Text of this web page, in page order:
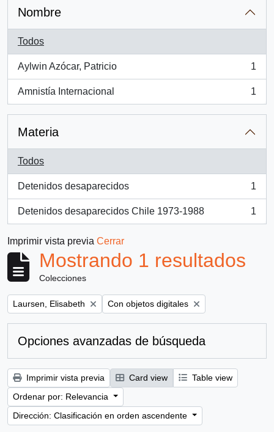
Nombre
Todos
Aylwin Azócar, Patricio
, 1 resultados
1
Amnistía Internacional
, 1 resultados
1
Materia
Todos
Detenidos desaparecidos
, 1 resultados
1
Detenidos desaparecidos Chile 1973-1988
, 1 resultados
1
Imprimir vista previa Cerrar
Mostrando 1 resultados
Colecciones
Remove filter:
Laursen, Elisabeth Remove filter:
Con objetos digitales
Opciones avanzadas de búsqueda
Imprimir vista previa Card view
Table view
Ordenar por: Relevancia
Dirección: Clasificación en orden ascendente